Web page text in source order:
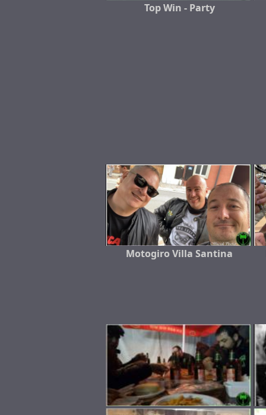
Top Win - Party
Motogiro Villa Santina